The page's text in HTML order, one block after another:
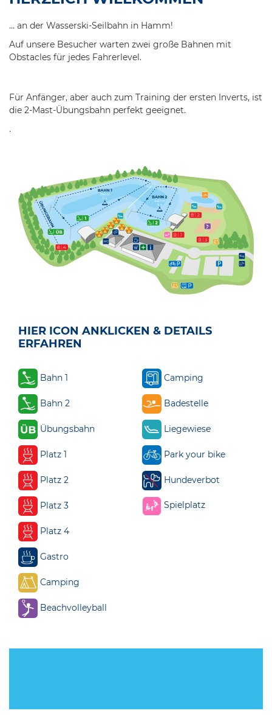
… an der Wasserski-Seilbahn in Hamm!
Auf unsere Besucher warten zwei große Bahnen mit
Obstacles für jedes Fahrerlevel.
Für Anfänger, aber auch zum Training der ersten Inverts, ist
die 2-Mast-Übungsbahn perfekt geeignet.
.
HIER ICON ANKLICKEN & DETAILS
ERFAHREN
Bahn 1
Bahn 2
Übungsbahn
Platz 1
Platz 2
Platz 3
Platz 4
Gastro
Camping
Beachvolleyball
Camping
Badestelle
Liegewiese
Park your bike
Hundeverbot
Spielplatz